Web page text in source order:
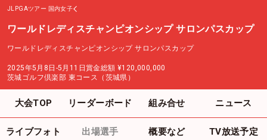
JLPGAツアー 国内女子
ワールドレディスチャンピオンシップ サロンパスカップ
ワールドレディスチャンピオンシップ サロンパスカップ
2025年5月8日-5月11日賞金総額 ¥120,000,000
茨城ゴルフ倶楽部 東コース（茨城県）
大会TOP リーダーボード 組み合せ ニュース
ライブフォト 出場選手 概要など TV放送予定